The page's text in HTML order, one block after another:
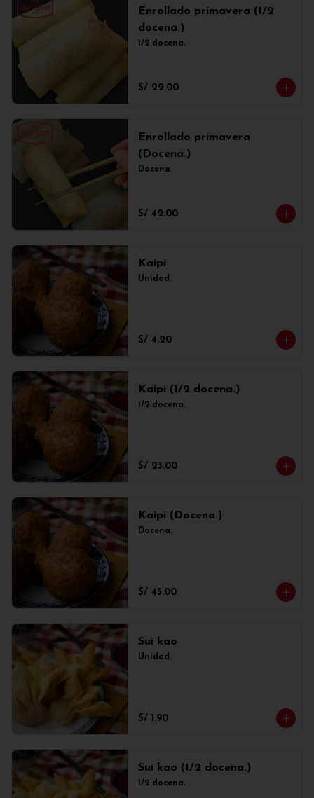
Enrollado primavera (1/2
docena.)
1/2 docena.
S/ 22.00
Enrollado primavera
(Docena.)
Docena.
S/ 42.00
Kaipi
Unidad.
S/ 4.20
Kaipi (1/2 docena.)
1/2 docena.
S/ 23.00
Kaipi (Docena.)
Docena.
S/ 45.00
Sui kao
Unidad.
S/ 1.90
Sui kao (1/2 docena.)
1/2 docena.